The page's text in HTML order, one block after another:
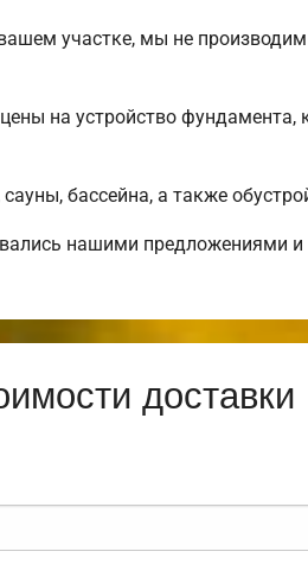
участке, мы не
на устройство фундамента,
бассейна, а также
нашими предложениями
доставки